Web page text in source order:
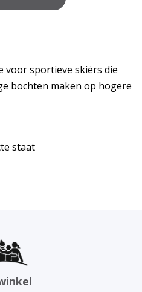
voor sportieve skiërs die
bochten maken op hogere
staat